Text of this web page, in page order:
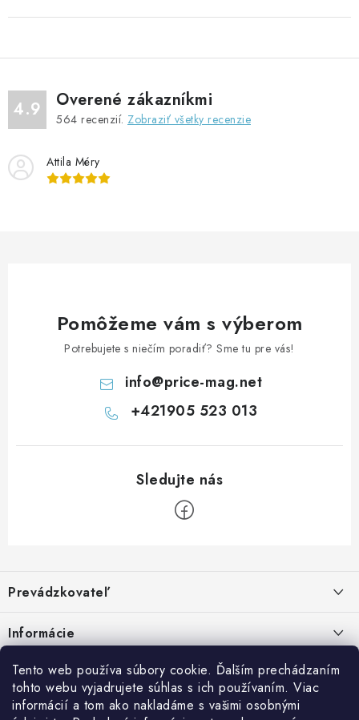
Tento web používa súbory cookie. Ďalším prechádzaním
tohto webu vyjadrujete súhlas s ich používaním. Viac
informácií a tom ako nakladáme s vašimi osobnými
4.9 Overené zákazníkmi
564 recenzií. Zobraziť všetky recenzie
Attila Méry
Pomôžeme vám s výberom
Potrebujete s niečím poradiť? Sme tu pre vás!
info@price-mag.net
+421905 523 013
p
ä
t
Prevádzkovateľ
Malinová 49
IČO: 34670602
DIČ: 1020448297
Informácie
Kontakty
Doprava a platba
Facebook